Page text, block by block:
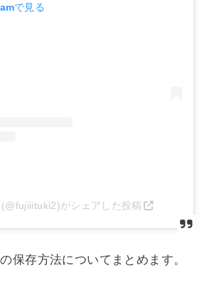
で見る
(@fujiiituki2)がシェアした投稿
保存方法についてまとめます。